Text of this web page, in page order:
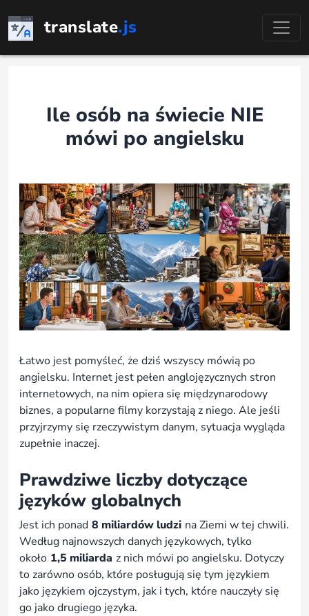
do
treści
translate.js
Ile osób na świecie NIE
mówi po angielsku
Łatwo jest pomyśleć, że dziś wszyscy mówią po
angielsku. Internet jest pełen anglojęzycznych stron
internetowych, na nim opiera się międzynarodowy
biznes, a popularne filmy korzystają z niego. Ale jeśli
przyjrzymy się rzeczywistym danym, sytuacja wygląda
zupełnie inaczej.
Prawdziwe liczby dotyczące
języków globalnych
Jest ich ponad 8 miliardów ludzi na Ziemi w tej chwili.
Według najnowszych danych językowych, tylko
około 1,5 miliarda z nich mówi po angielsku. Dotyczy
to zarówno osób, które posługują się tym językiem
jako językiem ojczystym, jak i tych, które nauczyły się
go jako drugiego języka.